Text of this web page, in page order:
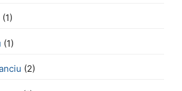
(1)
(1)
(2)